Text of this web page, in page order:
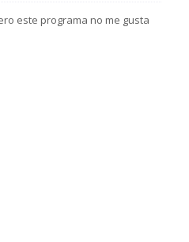
este programa no me gusta